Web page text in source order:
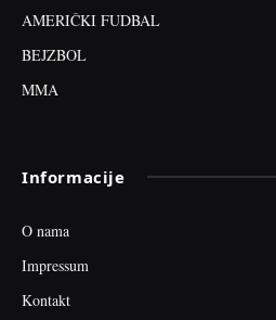
AMERIČKI FUDBAL
BEJZBOL
MMA
Informacije
O nama
Impressum
Kontakt